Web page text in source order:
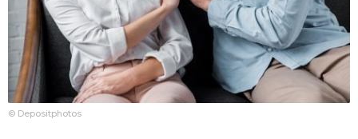
© Depositphotos